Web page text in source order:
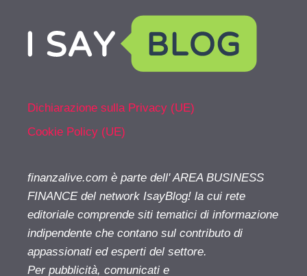
Dichiarazione sulla Privacy (UE)
Cookie Policy (UE)
finanzalive.com è parte dell' AREA BUSINESS
FINANCE del network IsayBlog! la cui rete
editoriale comprende siti tematici di informazione
indipendente che contano sul contributo di
appassionati ed esperti del settore.
Per pubblicità, comunicati e